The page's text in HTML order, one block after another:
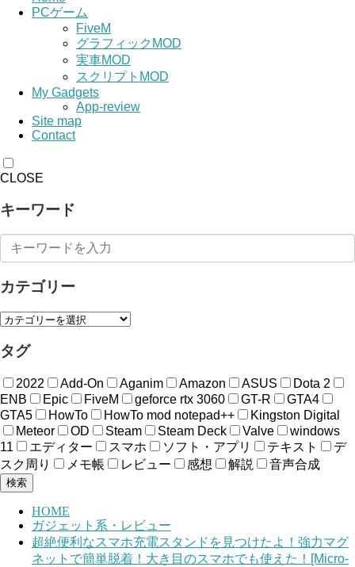
PCゲーム
FiveM
グラフィックMOD
実車MOD
スクリプトMOD
My Gadgets
App-review
Site map
Contact
CLOSE
キーワード
カテゴリー
タグ
2022 Add-On Aganim Amazon ASUS
Dota 2
ENB
Epic FiveM geforce rtx 3060 GT-R
GTA4
GTA5
HowTo HowTo mod notepad++
Kingston Digital
Meteor
OD Steam Steam Deck Valve
windows
11
エディター スマホ ソフト・アプリ テキスト
デ
スク周り
メモ帳 レビュー 感想 解説 音声合成
検索
HOME
ガジェット系・レビュー
超絶便利なスマホ充電スタンドを見つけたよ！強力マグ
ネットで簡単脱着！大き目のスマホでも使えた！[Micro-